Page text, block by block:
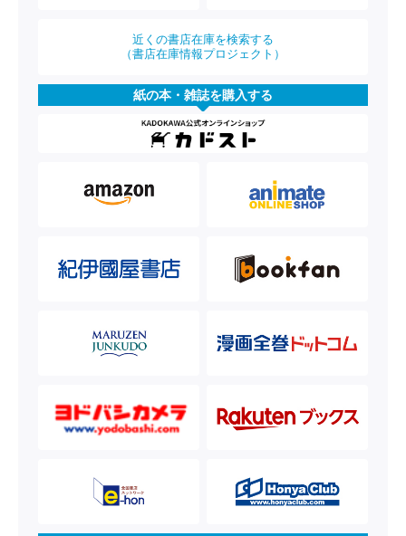
近くの書店在庫を検索する
（書店在庫情報プロジェクト）
紙の本・雑誌を購入する